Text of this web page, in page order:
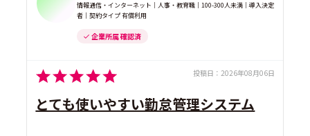
情報通信・インターネット｜人事・教育職｜100-300人未満｜導入決定
者｜契約タイプ 有償利用
企業所属 確認済
投稿日： 2026年08月06日
とても使いやすい勤怠管理システム